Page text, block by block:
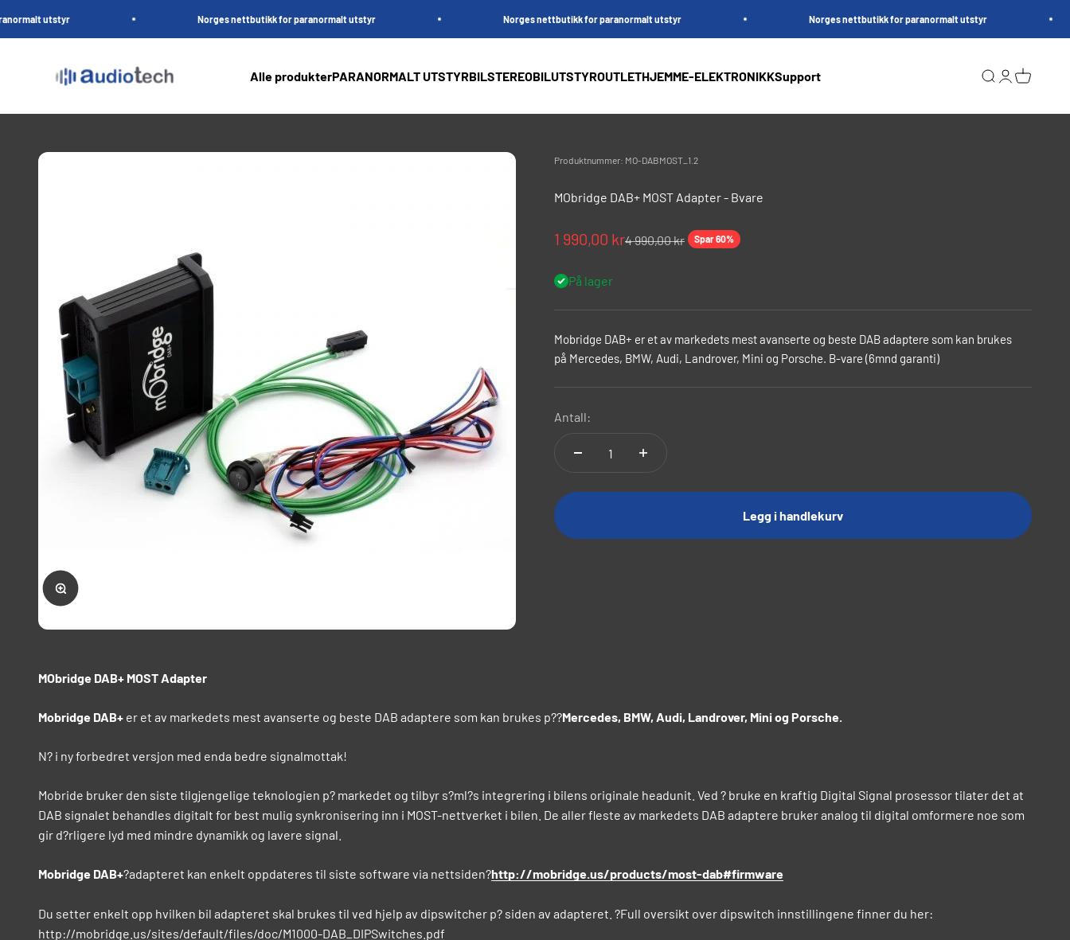
Norges nettbutikk for paranormalt utstyr Norges nettbutikk for paranormalt utstyr Norges nettbutikk for paranormalt utstyr
Alle produkterPARANORMALT UTSTYRBILSTEREOBILUTSTYROUTLETHJEMME-ELEKTRONIKKSupport
AudioTech.no
Søk Logg inn
Forstørr
Produktnummer: MO-DABMOST_1.2
MObridge DAB+ MOST Adapter - Bvare
Salgspris
1 990,00 krNormalpris
4 990,00 kr Spar 60%
På lager
Mobridge DAB+ er et av markedets mest avanserte og beste DAB adaptere som kan brukes
på Mercedes, BMW, Audi, Landrover, Mini og Porsche. B-vare (6mnd garanti)
Antall:
Legg i handlekurv
MObridge DAB+ MOST Adapter
Mobridge DAB+ er et av markedets mest avanserte og beste DAB adaptere som kan brukes p??Mercedes, BMW, Audi, Landrover, Mini og Porsche.
N? i ny forbedret versjon med enda bedre signalmottak!
Mobride bruker den siste tilgjengelige teknologien p? markedet og tilbyr s?ml?s integrering i bilens originale headunit. Ved ? bruke en kraftig Digital Signal prosessor tilater det at
DAB signalet behandles digitalt for best mulig synkronisering inn i MOST-nettverket i bilen. De aller fleste av markedets DAB adaptere bruker analog til digital omformere noe som
gir d?rligere lyd med mindre dynamikk og lavere signal.
Mobridge DAB+?adapteret kan enkelt oppdateres til siste software via nettsiden?http://mobridge.us/products/most-dab#firmware
Du setter enkelt opp hvilken bil adapteret skal brukes til ved hjelp av dipswitcher p? siden av adapteret. ?Full oversikt over dipswitch innstillingene finner du her:
http://mobridge.us/sites/default/files/doc/M1000-DAB_DIPSwitches.pdf